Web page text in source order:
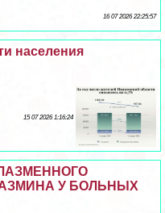
16 07 2026 22:25:57
населения
15 07 2026 1:16:24
У БОЛЬНЫХ